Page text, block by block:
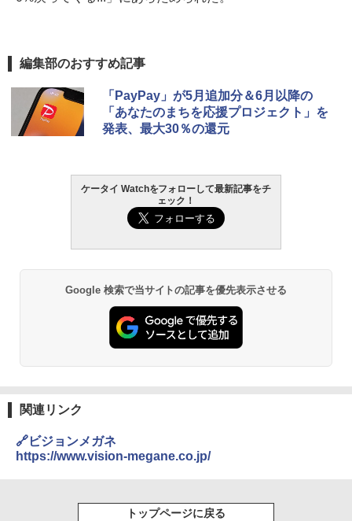
編集部のおすすめ記事
「PayPay」が5月追加分＆6月以降の
「あなたのまちを応援プロジェクト」を
発表、最大30％の還元
ケータイ Watchをフォローして最新記事をチ
ェック！
Google 検索で当サイトの記事を優先表示させる
関連リンク
🔗ビジョンメガネ
https://www.vision-megane.co.jp/
トップページに戻る